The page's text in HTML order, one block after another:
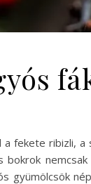
fekete ribizli,
bokrok
gyümölcsök